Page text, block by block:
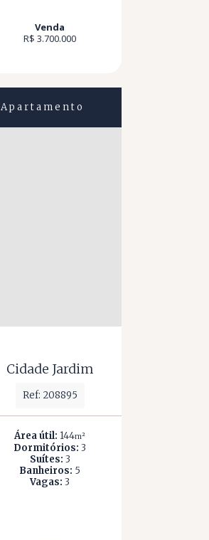
Venda
R$ 3.700.000
Apartamento
Cidade Jardim
Ref: 208895
Área útil: 144m²
Dormitórios: 3
Suítes: 3
Banheiros: 5
Vagas: 3